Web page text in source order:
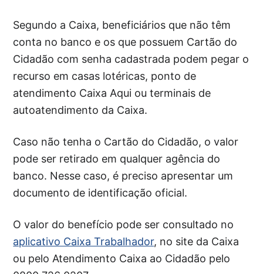
Segundo a Caixa, beneficiários que não têm
conta no banco e os que possuem Cartão do
Cidadão com senha cadastrada podem pegar o
recurso em casas lotéricas, ponto de
atendimento Caixa Aqui ou terminais de
autoatendimento da Caixa.
Caso não tenha o Cartão do Cidadão, o valor
pode ser retirado em qualquer agência do
banco. Nesse caso, é preciso apresentar um
documento de identificação oficial.
O valor do benefício pode ser consultado no
aplicativo Caixa Trabalhador, no site da Caixa
ou pelo Atendimento Caixa ao Cidadão pelo